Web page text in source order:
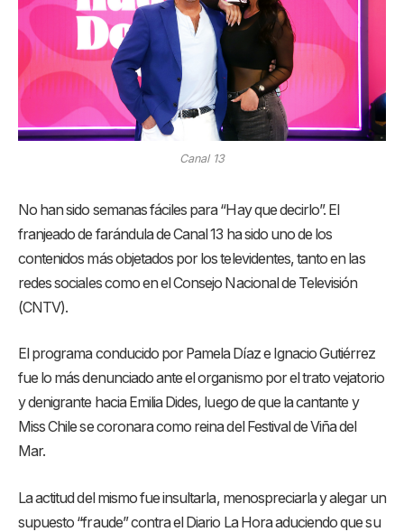
Canal 13
No han sido semanas fáciles para “Hay que decirlo”. El
franjeado de farándula de Canal 13 ha sido uno de los
contenidos más objetados por los televidentes, tanto en las
redes sociales como en el Consejo Nacional de Televisión
(CNTV).
El programa conducido por Pamela Díaz e Ignacio Gutiérrez
fue lo más denunciado ante el organismo por el trato vejatorio
y denigrante hacia Emilia Dides, luego de que la cantante y
Miss Chile se coronara como reina del Festival de Viña del
Mar.
La actitud del mismo fue insultarla, menospreciarla y alegar un
supuesto “fraude” contra el Diario La Hora aduciendo que su